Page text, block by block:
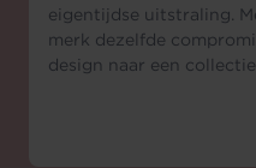
eigentijdse uitstraling.
merk dezelfde
design naar een